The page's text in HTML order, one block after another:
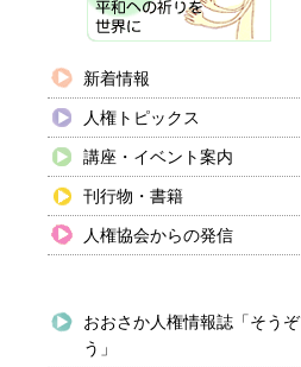
新着情報
人権トピックス
講座・イベント案内
刊行物・書籍
人権協会からの発信
おおさか人権情報誌「そうぞ
う」